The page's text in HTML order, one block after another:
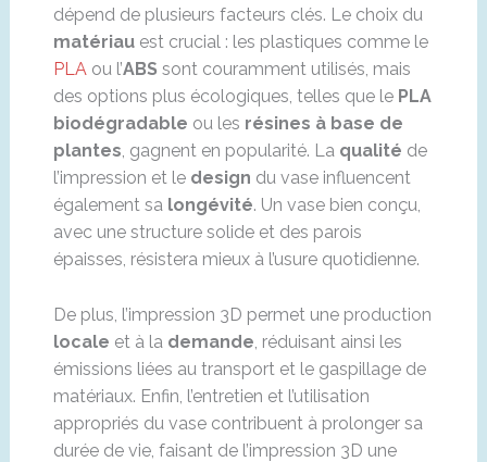
dépend de plusieurs facteurs clés. Le choix du
matériauest crucial : les plastiques comme le
PLAou l’ABS sont couramment utilisés, mais
des options plus écologiques, telles que le PLA
biodégradable ou les résines à base de
plantes, gagnent en popularité. La qualité de
l’impression et le design du vase influencent
également sa longévité. Un vase bien conçu,
avec une structure solide et des parois
épaisses, résistera mieux à l’usure quotidienne.
De plus, l’impression 3D permet une production
locale et à la demande, réduisant ainsi les
émissions liées au transport et le gaspillage de
matériaux. Enfin, l’entretien et l’utilisation
appropriés du vase contribuent à prolonger sa
durée de vie, faisant de l’impression 3D une